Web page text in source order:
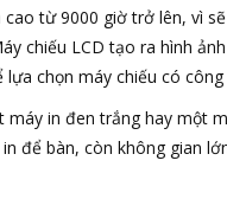
từ 9000 giờ trở lên, vì
chiếu LCD tạo ra hình
chọn máy chiếu có
in đen trắng hay một
để bàn, còn không gian